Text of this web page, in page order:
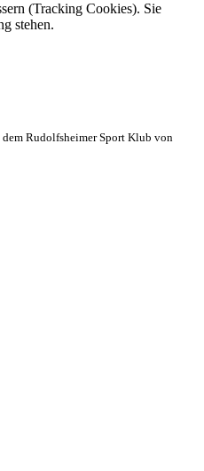
(Tracking Cookies). Sie
stehen.
Rudolfsheimer Sport Klub von